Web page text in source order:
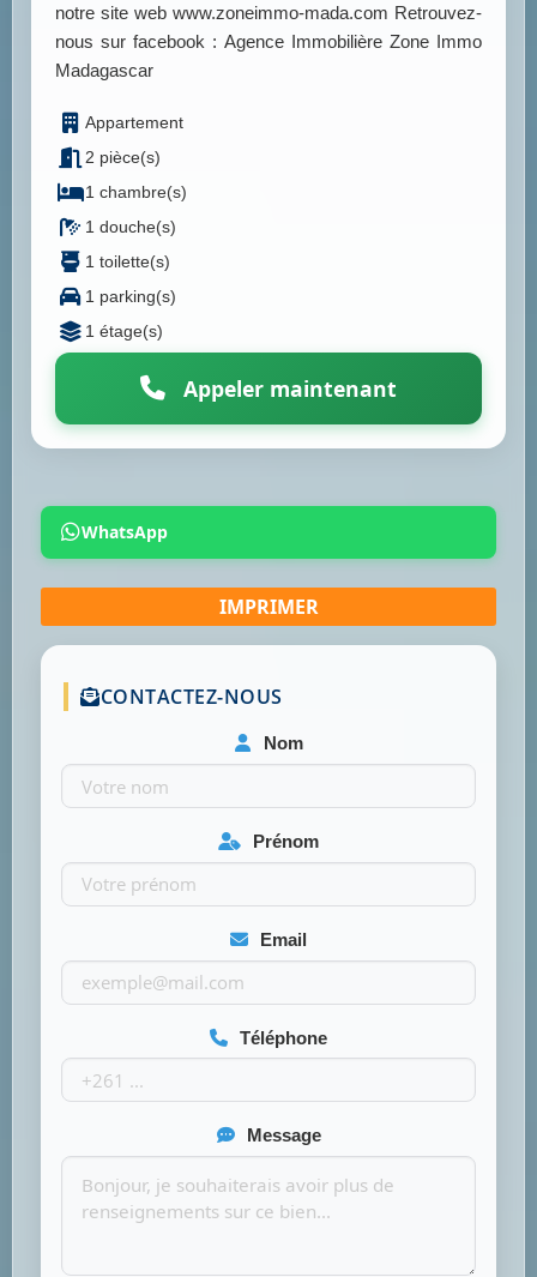
notre site web www.zoneimmo-mada.com Retrouvez-
nous sur facebook : Agence Immobilière Zone Immo
Madagascar
Appartement
2 pièce(s)
1 chambre(s)
1 douche(s)
1 toilette(s)
1 parking(s)
1 étage(s)
Appeler maintenant
WhatsApp
CONTACTEZ-NOUS
Nom
Prénom
Email
Téléphone
Message